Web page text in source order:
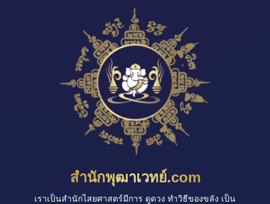
สำนักพุฒาเวทย์.com
เราเป็นสำนักไสยศาสตร์มีการ ดูดวง ทำวิธีของขลัง เป็น